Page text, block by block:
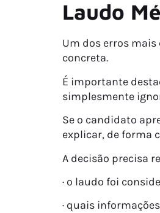
Laudo
Um dos erros
concreta.
É importante
simplesmente
Se o candidato
explicar, de forma
A decisão precisa
· o laudo foi
· quais